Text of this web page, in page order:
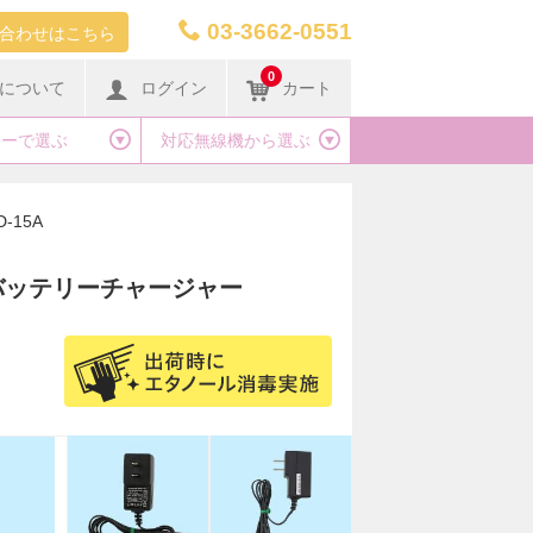
わせはこちら 03-3662-0551
ついて ログイン
0
カート
で選ぶ 対応無線機から選ぶ
15A
テリーチャージャー